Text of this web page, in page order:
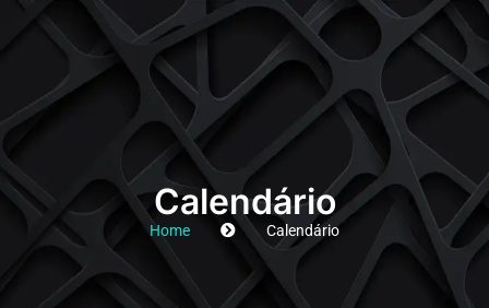
Calendário
Home Calendário